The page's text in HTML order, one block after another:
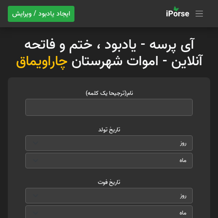
ایجاد یادبود / ویرایش
آی پرسه - یادبود ، ختم و فاتحه
آنلاین - اموات شهرستانچاراویماق
نام(ترجیحا یک کلمه)
تاریخ تولد
تاریخ فوت